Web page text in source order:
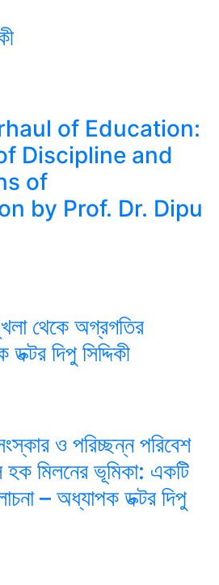
of Education:
Discipline and
of
by Prof. Dr. Dipu
থেকে অগ্রগতির
দিপু সিদ্দিকী
ও পরিচ্ছন্ন পরিবেশ
হক মিলনের ভূমিকা: একটি
– অধ্যাপক ডক্টর দিপু